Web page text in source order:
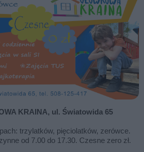
KRAINA, ul. Światowida 65
trzylatków, pięciolatków, zerówce.
od 7.00 do 17.30. Czesne zero zł.